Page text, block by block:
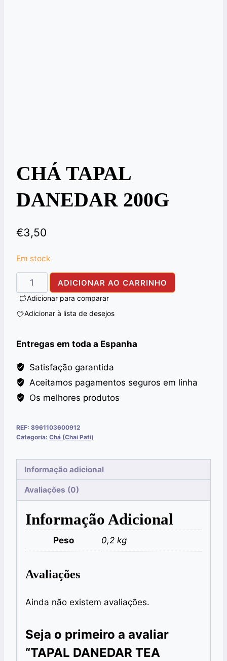
CHÁ TAPAL
DANEDAR 200G
€3,50
Em stock
Quantidade
de
DANEDAR
200G
ADICIONAR AO CARRINHO
Adicionar para comparar
Adicionar à lista de desejos
Entregas em toda a Espanha
Satisfação garantida
Aceitamos pagamentos seguros em linha
Os melhores produtos
REF: 8961103600912
Categoria: Chá (Chai Pati)
Informação adicional
Avaliações (0)
Informação Adicional
Peso 0,2 kg
Avaliações
Ainda não existem avaliações.
Seja o primeiro a avaliar
“TAPAL DANEDAR TEA